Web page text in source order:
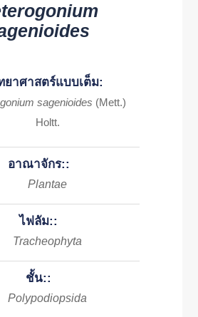
ยาศาสตร์แบบเต็ม:
sagenioides (Mett.)
Holtt.
อาณาจักร::
Plantae
ไฟลัม::
Tracheophyta
ชั้น::
Polypodiopsida